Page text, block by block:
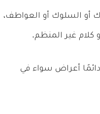
أو السلوك أو العواطف،
كلام غير المنظم.
أعراض سواء في